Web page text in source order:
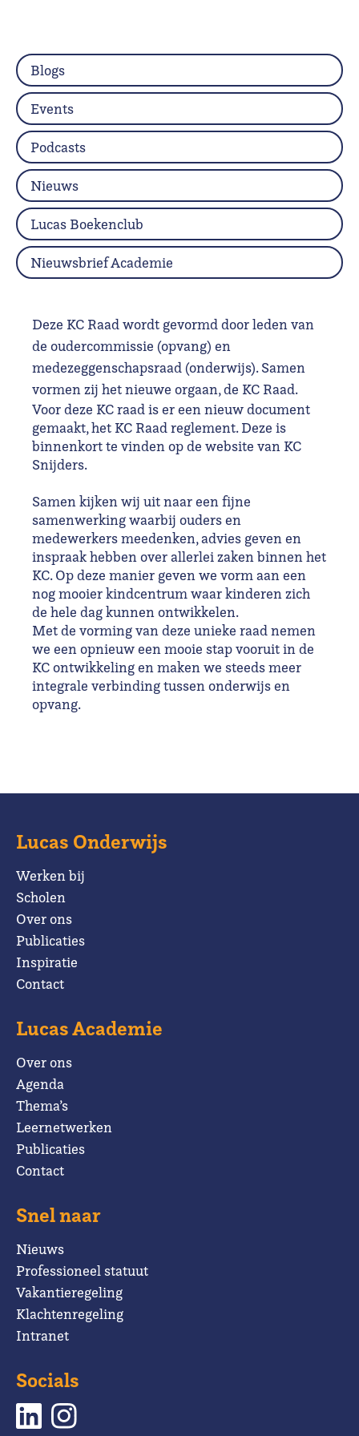
Deze KC Raad wordt gevormd door leden van
de oudercommissie (opvang) en
medezeggenschapsraad (onderwijs). Samen
vormen zij het nieuwe orgaan, de KC Raad.
Voor deze KC raad is er een nieuw document
gemaakt, het KC Raad reglement. Deze is
binnenkort te vinden op de website van KC
Snijders.
Samen kijken wij uit naar een fijne
samenwerking waarbij ouders en
medewerkers meedenken, advies geven en
inspraak hebben over allerlei zaken binnen het
KC. Op deze manier geven we vorm aan een
nog mooier kindcentrum waar kinderen zich
de hele dag kunnen ontwikkelen.
Met de vorming van deze unieke raad nemen
we een opnieuw een mooie stap vooruit in de
KC ontwikkeling en maken we steeds meer
integrale verbinding tussen onderwijs en
opvang.
Blogs
Events
Podcasts
Nieuws
Lucas Boekenclub
Nieuwsbrief Academie
Lucas Onderwijs
Werken bij
Scholen
Over ons
Publicaties
Inspiratie
Contact
Lucas Academie
Over ons
Agenda
Thema’s
Leernetwerken
Publicaties
Contact
Snel naar
Nieuws
Professioneel statuut
Vakantieregeling
Klachtenregeling
Intranet
Socials